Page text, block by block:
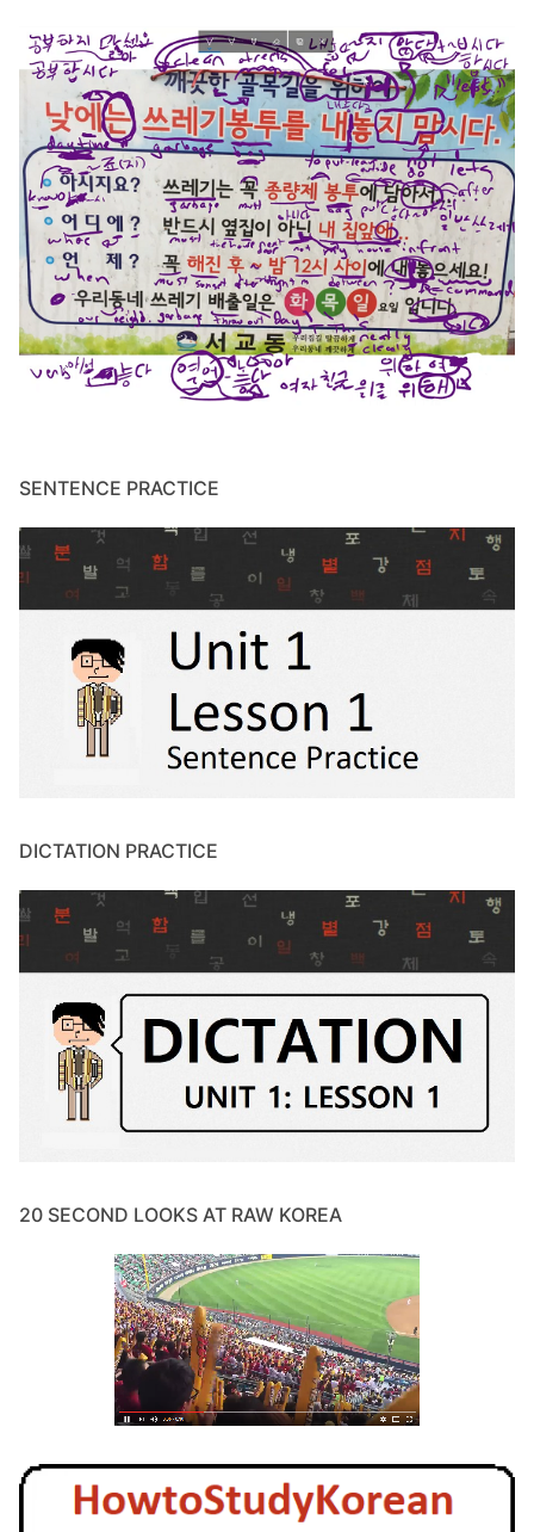
SENTENCE PRACTICE
DICTATION PRACTICE
20 SECOND LOOKS AT RAW KOREA